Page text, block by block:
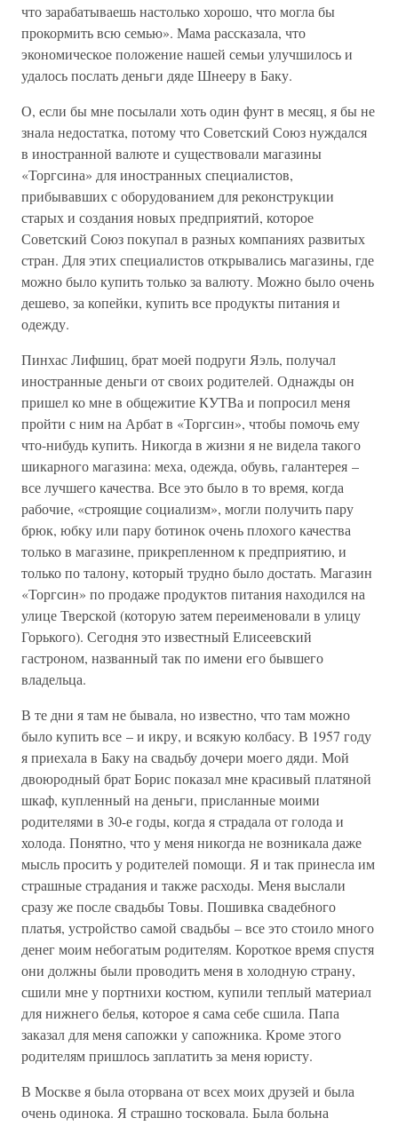
что зарабатываешь настолько хорошо, что могла бы
прокормить всю семью». Мама рассказала, что
экономическое положение нашей семьи улучшилось и
удалось послать деньги дяде Шнееру в Баку.
О, если бы мне посылали хоть один фунт в месяц, я бы не
знала недостатка, потому что Советский Союз нуждался
в иностранной валюте и существовали магазины
«Торгсина» для иностранных специалистов,
прибывавших с оборудованием для реконструкции
старых и создания новых предприятий, которое
Советский Союз покупал в разных компаниях развитых
стран. Для этих специалистов открывались магазины, где
можно было купить только за валюту. Можно было очень
дешево, за копейки, купить все продукты питания и
одежду.
Пинхас Лифшиц, брат моей подруги Яэль, получал
иностранные деньги от своих родителей. Однажды он
пришел ко мне в общежитие КУТВа и попросил меня
пройти с ним на Арбат в «Торгсин», чтобы помочь ему
что-нибудь купить. Никогда в жизни я не видела такого
шикарного магазина: меха, одежда, обувь, галантерея –
все лучшего качества. Все это было в то время, когда
рабочие, «строящие социализм», могли получить пару
брюк, юбку или пару ботинок очень плохого качества
только в магазине, прикрепленном к предприятию, и
только по талону, который трудно было достать. Магазин
«Торгсин» по продаже продуктов питания находился на
улице Тверской (которую затем переименовали в улицу
Горького). Сегодня это известный Елисеевский
гастроном, названный так по имени его бывшего
владельца.
В те дни я там не бывала, но известно, что там можно
было купить все – и икру, и всякую колбасу. В 1957 году
я приехала в Баку на свадьбу дочери моего дяди. Мой
двоюродный брат Борис показал мне красивый платяной
шкаф, купленный на деньги, присланные моими
родителями в 30-е годы, когда я страдала от голода и
холода. Понятно, что у меня никогда не возникала даже
мысль просить у родителей помощи. Я и так принесла им
страшные страдания и также расходы. Меня выслали
сразу же после свадьбы Товы. Пошивка свадебного
платья, устройство самой свадьбы – все это стоило много
денег моим небогатым родителям. Короткое время спустя
они должны были проводить меня в холодную страну,
сшили мне у портнихи костюм, купили теплый материал
для нижнего белья, которое я сама себе сшила. Папа
заказал для меня сапожки у сапожника. Кроме этого
родителям пришлось заплатить за меня юристу.
В Москве я была оторвана от всех моих друзей и была
очень одинока. Я страшно тосковала. Была больна